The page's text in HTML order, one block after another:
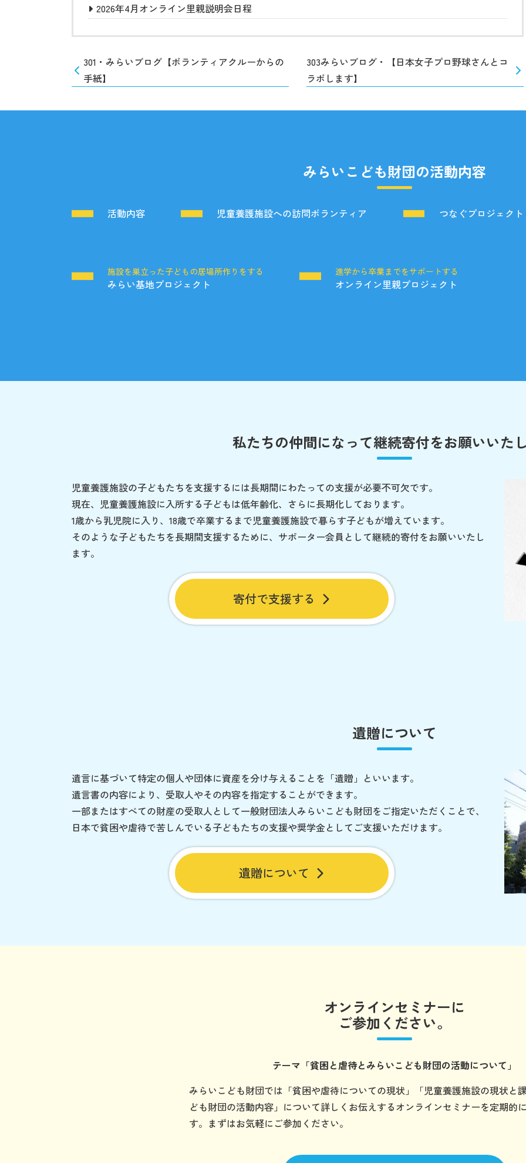
2026年4月オンライン里親説明会日程
301・みらいブログ【ボランティアクルーからの
手紙】
303みらいブログ・【日本女子プロ野球さんとコ
ラボします】
みらいこども財団の活動内容
活動内容 児童養護施設への訪問ボランティア つなぐプロジェクト
施設を巣立った子どもの居場所作りをする
みらい基地プロジェクト
進学から卒業までをサポートする
オンライン里親プロジェクト
私たちの仲間になって継続寄付をお願いいた
児童養護施設の子どもたちを支援するには長期間にわたっての支援が必要不可欠です。
現在、児童養護施設に入所する子どもは低年齢化、さらに長期化しております。
1歳から乳児院に入り、18歳で卒業するまで児童養護施設で暮らす子どもが増えています。
そのような子どもたちを長期間支援するために、サポーター会員として継続的寄付をお願いいたし
ます。
寄付で支援する
遺贈について
遺言に基づいて特定の個人や団体に資産を分け与えることを「遺贈」といいます。
遺言書の内容により、受取人やその内容を指定することができます。
一部またはすべての財産の受取人として一般財団法人みらいこども財団をご指定いただくことで、
日本で貧困や虐待で苦しんでいる子どもたちの支援や奨学金としてご支援いただけます。
遺贈について
オンラインセミナーに
ご参加ください。
テーマ 「貧困と虐待とみらいこども財団の活動について」
みらいこども財団では「貧困や虐待についての現状」「児童養護施設の現状と
ども財団の活動内容」について詳しくお伝えするオンラインセミナーを定期的
す。まずはお気軽にご参加ください。